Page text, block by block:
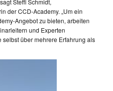
der CCD-Academy. „Um ein
Angebot zu bieten, arbeiten
und Experten
selbst über mehrere Erfahrung als